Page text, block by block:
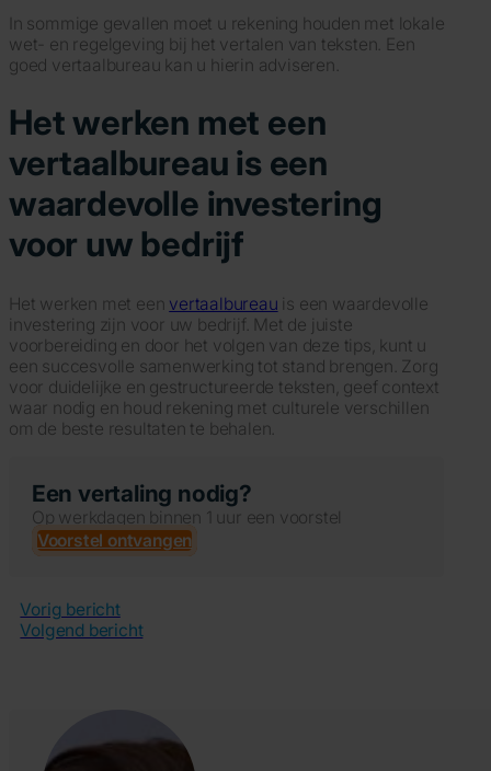
In sommige gevallen moet u rekening houden met lokale
wet- en regelgeving bij het vertalen van teksten. Een
goed vertaalbureau kan u hierin adviseren.
Het werken met een
vertaalbureau is een
waardevolle investering
voor uw bedrijf
Het werken met een vertaalbureau is een waardevolle
investering zijn voor uw bedrijf. Met de juiste
voorbereiding en door het volgen van deze tips, kunt u
een succesvolle samenwerking tot stand brengen. Zorg
voor duidelijke en gestructureerde teksten, geef context
waar nodig en houd rekening met culturele verschillen
om de beste resultaten te behalen.
Een vertaling nodig?
Op werkdagen binnen 1 uur een voorstel
Voorstel ontvangen
Vorig bericht
Volgend bericht